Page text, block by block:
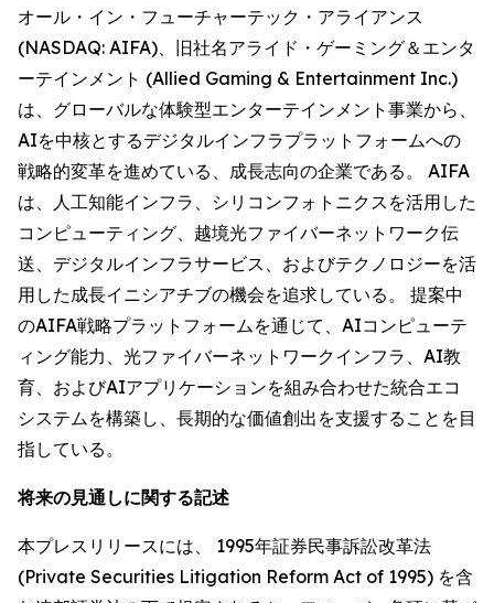
オール・イン・フューチャーテック・アライアンス
(NASDAQ: AIFA)、旧社名アライド・ゲーミング＆エンタ
ーテインメント (Allied Gaming & Entertainment Inc.)
は、グローバルな体験型エンターテインメント事業から、
AIを中核とするデジタルインフラプラットフォームへの
戦略的変革を進めている、成長志向の企業である。 AIFA
は、人工知能インフラ、シリコンフォトニクスを活用した
コンピューティング、越境光ファイバーネットワーク伝
送、デジタルインフラサービス、およびテクノロジーを活
用した成長イニシアチブの機会を追求している。 提案中
のAIFA戦略プラットフォームを通じて、AIコンピューテ
ィング能力、光ファイバーネットワークインフラ、AI教
育、およびAIアプリケーションを組み合わせた統合エコ
システムを構築し、長期的な価値創出を支援することを目
指している。
将来の見通しに関する記述
本プレスリリースには、 1995年証券民事訴訟改革法
(Private Securities Litigation Reform Act of 1995) を含